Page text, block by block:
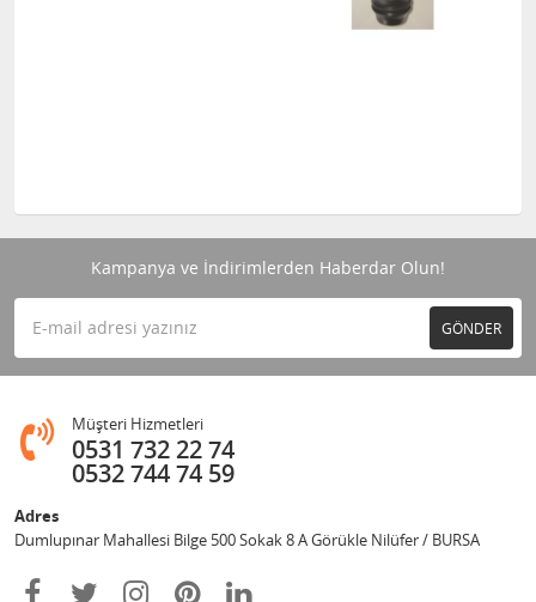
Kampanya ve İndirimlerden Haberdar Olun!
GÖNDER
Müşteri Hizmetleri
0531 732 22 74
0532 744 74 59
Adres
Dumlupınar Mahallesi Bilge 500 Sokak 8 A Görükle Nilüfer / BURSA